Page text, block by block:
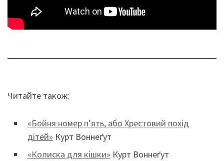
Читайте також:
«Бойня номер п’ять, або Хрестовий похід
дітей» Курт Воннеґут
«Колиска для кішки» Курт Воннеґут